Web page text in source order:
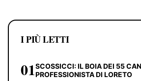
I PIÙ LETTI
01SCOSSICCI: IL BOIA DEI 55
PROFESSIONISTA DI LORETO